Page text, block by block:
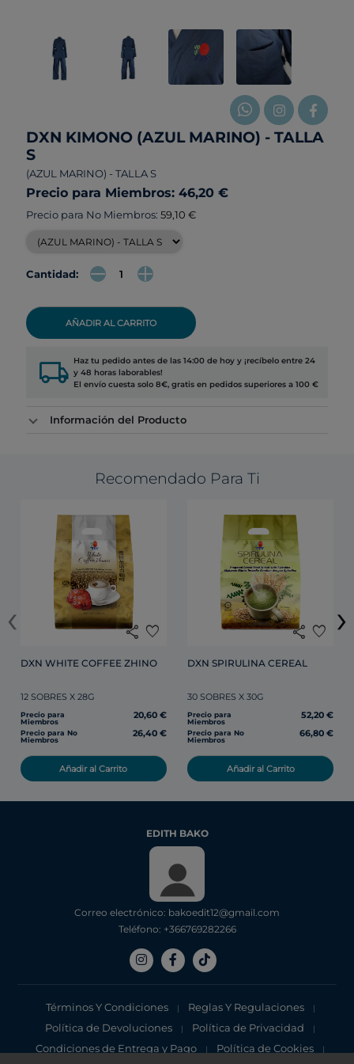
DXN KIMONO (AZUL MARINO) - TALLA
S
(AZUL MARINO) - TALLA S
Precio para Miembros: 46,20 €
Precio para No Miembros: 59,10 €
Cantidad:
AÑADIR AL CARRITO
local_shipping Haz tu pedido antes de las 14:00 de hoy y ¡recíbelo entre 24
y 48 horas laborables!
El envío cuesta solo 8€, gratis en pedidos superiores a 100 €
Información del Producto
Recomendado Para Ti
share favorite
DXN WHITE COFFEE ZHINO
12 SOBRES X 28G
Precio para
Miembros
20,60 €
Precio para No
Miembros
26,40 €
Añadir al Carrito
share favorite
30 SOBRES X 30G
Precio para
Miembros
52,20 €
Precio para No
Miembros
66,80 €
Añadir al Carrito
‹ ›
EDITH BAKO
Correo electrónico: bakoedit12@gmail.com
Teléfono: +366769282266
Términos Y Condiciones | Reglas Y Regulaciones |
Política de Devoluciones | Política de Privacidad |
Condiciones de Entrega y Pago | Política de Cookies |